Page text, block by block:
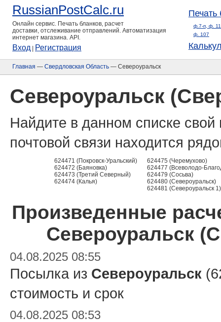
RussianPostCalc.ru
Онлайн сервис. Печать бланков, расчет
доставки, отслеживание отправлений. Автоматизация
интернет магазина. API.
Вход Регистрация
Печать
ф.7-п, ф.
ф. 107
Главная — Свердловская Область — Североуральск
Североуральск
Найдите в данном списке
почтовой связи находится
624471 (Покровск-Уральский)
624472 (Баяновка)
624473 (Третий Северный)
624474 (Калья)
624475 (Черемухово)
624477 (Всеволодо-
624479 (Сосьва)
624480 (Североуральск)
624481 (Североуральск 1)
Произведенные
Североуральск
04.08.2025 08:55
Посылка из Североуральск
стоимость и срок
04.08.2025 08:53